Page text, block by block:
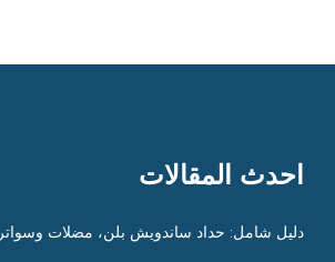
احدث المقالات
دليل شامل: حداد ساندويش بلن، مضلات وسواتر 0569557581